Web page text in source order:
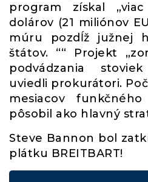
program získal
dolárov (21 miliónov
múru pozdĺž južnej
štátov. ““ Projekt
podvádzania
uviedli prokurátori.
mesiacov
pôsobil ako hlavný
Steve Bannon bol
plátku BREITBART!